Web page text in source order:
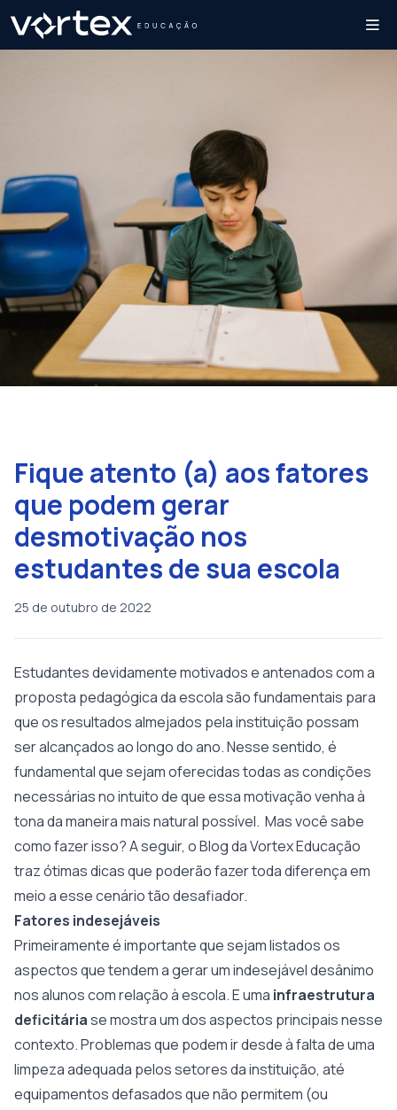
Fique atento (a) aos fatores
que podem gerar
desmotivação nos
estudantes de sua escola
25 de outubro de 2022
Estudantes devidamente motivados e antenados com a
proposta pedagógica da escola são fundamentais para
que os resultados almejados pela instituição possam
ser alcançados ao longo do ano. Nesse sentido, é
fundamental que sejam oferecidas todas as condições
necessárias no intuito de que essa motivação venha à
tona da maneira mais natural possível. Mas você sabe
como fazer isso? A seguir, o Blog da Vortex Educação
traz ótimas dicas que poderão fazer toda diferença em
meio a esse cenário tão desafiador.
Fatores indesejáveis
Primeiramente é importante que sejam listados os
aspectos que tendem a gerar um indesejável desânimo
nos alunos com relação à escola. E uma infraestrutura
deficitáriase mostra um dos aspectos principais nesse
contexto. Problemas que podem ir desde à falta de uma
limpeza adequada pelos setores da instituição, até
equipamentos defasados que não permitem (ou